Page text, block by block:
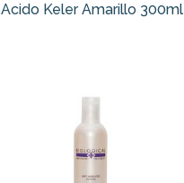
Acido Keler Amarillo 300ml